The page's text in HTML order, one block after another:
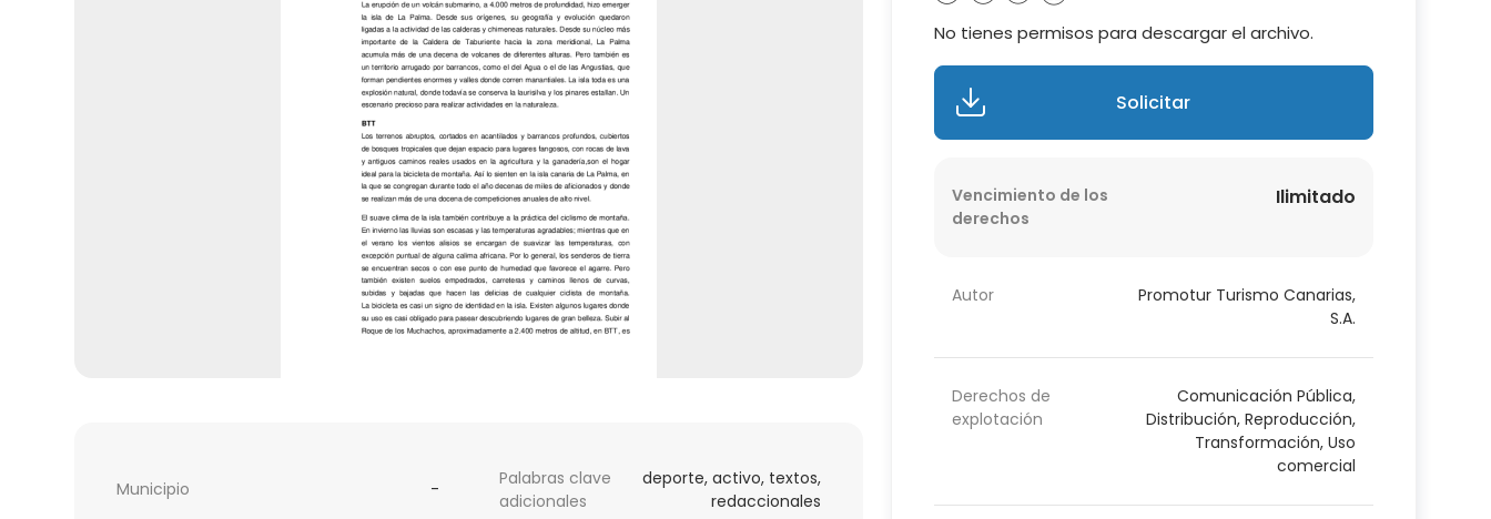
Municipio -
Palabras clave
adicionales
deporte, activo, textos,
redaccionales
No tienes permisos para descargar el archivo.
Solicitar
Vencimiento de los
derechos
Ilimitado
Autor
Promotur Turismo Canarias,
S.A.
Derechos de
explotación
Comunicación Pública,
Distribución, Reproducción,
Transformación, Uso
comercial